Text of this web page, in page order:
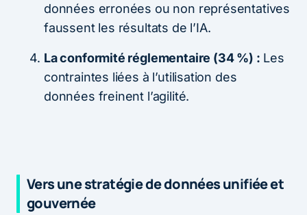
données erronées ou non représentatives
faussent les résultats de l’IA.
La conformité réglementaire (34 %) : Les
contraintes liées à l’utilisation des
données freinent l’agilité.
Vers une stratégie de données unifiée et
gouvernée